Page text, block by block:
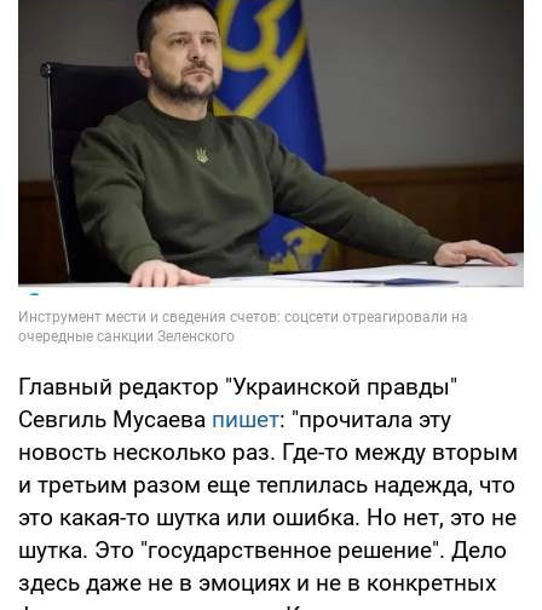
Главный редактор "Украинской правды"
Севгиль Мусаева пишет: "прочитала эту
новость несколько раз. Где-то между вторым
и третьим разом еще теплилась надежда, что
это какая-то шутка или ошибка. Но нет, это не
шутка. Это "государственное решение". Дело
здесь даже не в эмоциях и не в конкретных